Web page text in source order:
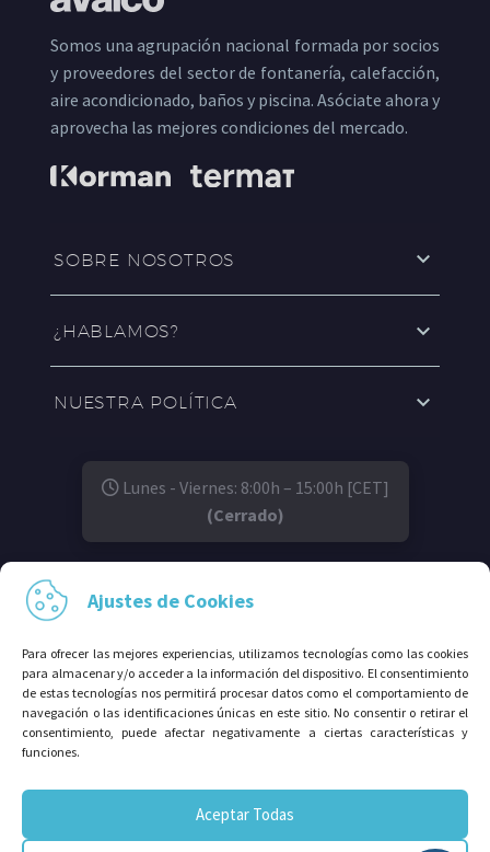
Ajustes de Cookies
Para ofrecer las mejores experiencias, utilizamos tecnologías como las cookies
para almacenar y/o acceder a la información del dispositivo. El consentimiento
de estas tecnologías nos permitirá procesar datos como el comportamiento de
navegación o las identificaciones únicas en este sitio. No consentir o retirar el
consentimiento, puede afectar negativamente a ciertas características y
funciones.
Aceptar Todas
Somos una agrupación nacional formada por socios
y proveedores del sector de fontanería, calefacción,
aire acondicionado, baños y piscina. Asóciate ahora y
aprovecha las mejores condiciones del mercado.
SOBRE NOSOTROS
¿HABLAMOS?
NUESTRA POLÍTICA
Lunes - Viernes: 8:00h – 15:00h [CET]
(Cerrado)
© 2026⠀Grupo Avalco®. Todos los derechos
reservados.